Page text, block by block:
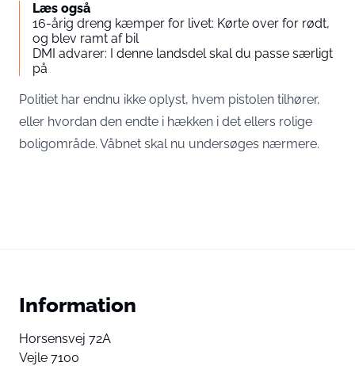
Læs også
16-årig dreng kæmper for livet: Kørte over for rødt,
og blev ramt af bil
DMI advarer: I denne landsdel skal du passe særligt
på
Politiet har endnu ikke oplyst, hvem pistolen tilhører,
eller hvordan den endte i hækken i det ellers rolige
boligområde. Våbnet skal nu undersøges nærmere.
Information
Horsensvej 72A
Vejle 7100